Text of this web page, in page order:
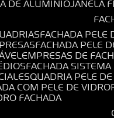
DE ALUMINIO JANELA
FACHADA
FACHADA PELE
EMPRESAS DE
FACHADA
ESQUADRIA PELE
COM PELE DE VIDRO
FACHADA